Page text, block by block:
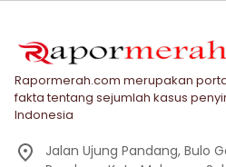
Rapormerah.com merupakan
fakta tentang sejumlah kasus
Indonesia
Jalan Ujung Pandang, Bulo